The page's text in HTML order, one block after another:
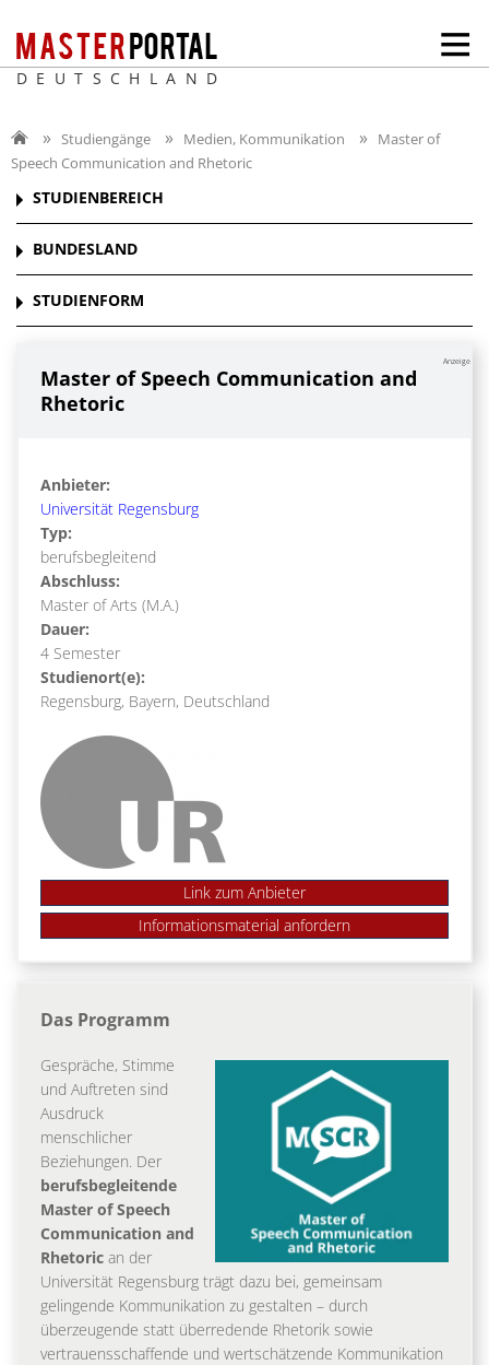
DEUTSCHLAND
Studiengänge Medien, Kommunikation
Master of
Speech Communication and Rhetoric
STUDIENBEREICH
BUNDESLAND
STUDIENFORM
Anzeige
Master of Speech Communication and
Rhetoric
Anbieter:
Universität Regensburg
Typ:
berufsbegleitend
Abschluss:
Master of Arts (M.A.)
Dauer:
4 Semester
Studienort(e):
Regensburg, Bayern, Deutschland
Link zum Anbieter
Das Programm
Gespräche, Stimme
und Auftreten sind
Ausdruck
menschlicher
Beziehungen. Der
berufsbegleitende
Master of Speech
Communication and
Rhetoric an der
Universität Regensburg trägt dazu bei, gemeinsam
gelingende Kommunikation zu gestalten – durch
überzeugende statt überredende Rhetorik sowie
vertrauensschaffende und wertschätzende Kommunikation